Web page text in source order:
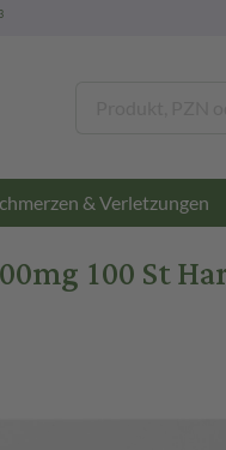
3
& Verletzungen
100 St